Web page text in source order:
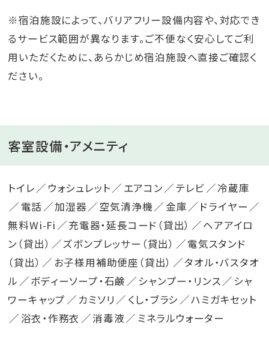
※宿泊施設によって、バリアフリー設備内容や、対応でき
るサービス範囲が異なります。ご不便なく安心してご利
用いただくために、あらかじめ宿泊施設へ直接ご確認く
ださい。
客室設備・アメニティ
トイレ ウォシュレット エアコン テレビ
冷蔵庫
電話
加湿器 空気清浄機 金庫
ドライヤー
無料Wi-Fi
充電器・延長コード（貸出）
ヘアアイロ
ン（貸出）
ズボンプレッサー（貸出）
電気スタンド
（貸出）
お子様用補助便座（貸出）
タオル・バスタオ
ル
ボディーソープ・石鹸 シャンプー・リンス
シャ
ワーキャップ
カミソリ くし・ブラシ
ハミガキセット
浴衣・作務衣
消毒液 ミネラルウォーター